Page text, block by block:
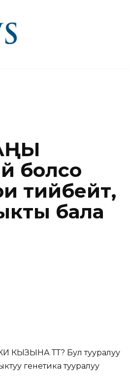
болсо
тийбейт,
бала
ӨТӨТ? Бул тууралуу
генетика тууралуу